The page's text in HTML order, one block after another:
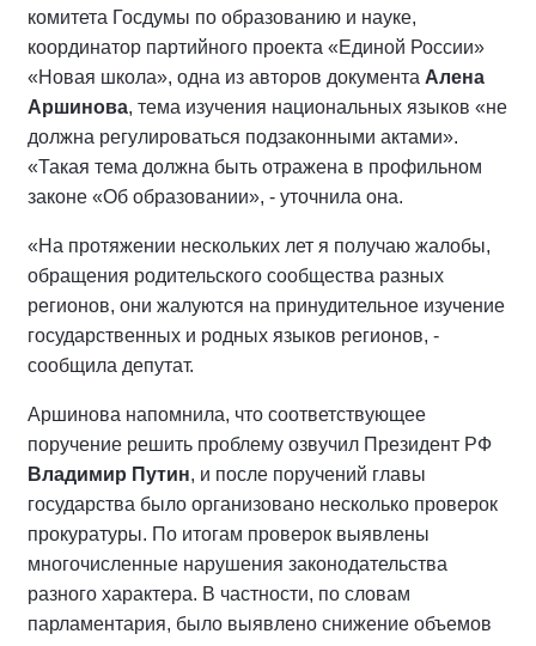
комитета Госдумы по образованию и науке,
координатор партийного проекта «Единой России»
«Новая школа», одна из авторов документа Алена
Аршинова, тема изучения национальных языков «не
должна регулироваться подзаконными актами».
«Такая тема должна быть отражена в профильном
законе «Об образовании», - уточнила она.
«На протяжении нескольких лет я получаю жалобы,
обращения родительского сообщества разных
регионов, они жалуются на принудительное изучение
государственных и родных языков регионов, -
сообщила депутат.
Аршинова напомнила, что соответствующее
поручение решить проблему озвучил Президент РФ
Владимир Путин, и после поручений главы
государства было организовано несколько проверок
прокуратуры. По итогам проверок выявлены
многочисленные нарушения законодательства
разного характера. В частности, по словам
парламентария, было выявлено снижение объемов